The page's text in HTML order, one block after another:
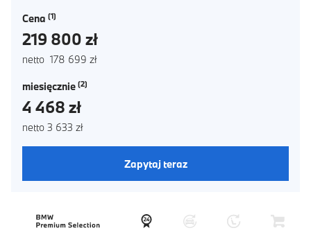
Cena
219 800 zł
netto 178 699 zł
miesięcznie
4 468 zł
netto 3 633 zł
Zapytaj teraz